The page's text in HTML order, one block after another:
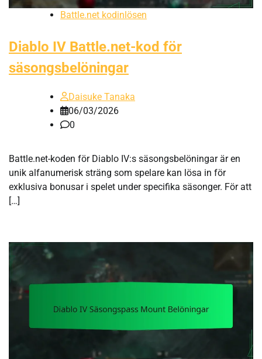
Battle.net kodinlösen
Diablo IV Battle.net-kod för
säsongsbelöningar
Daisuke Tanaka
06/03/2026
0
Battle.net-koden för Diablo IV:s säsongsbelöningar är en
unik alfanumerisk sträng som spelare kan lösa in för
exklusiva bonusar i spelet under specifika säsonger. För att
[…]